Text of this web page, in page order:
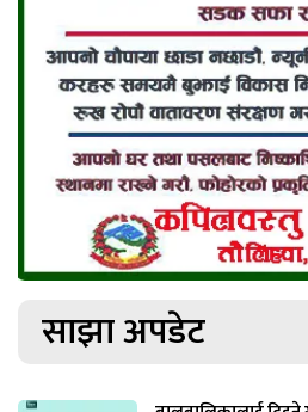
साझा अपडेट